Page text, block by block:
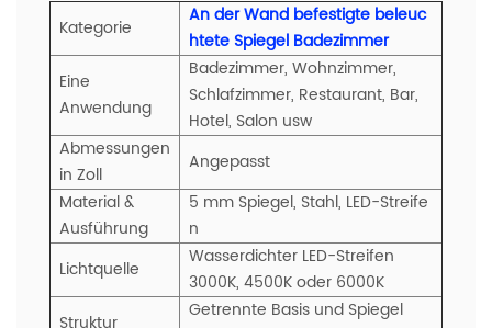
Kategorie
An der Wand befestigte beleuc
htete Spiegel Badezimmer
Eine
Anwendung
Badezimmer, Wohnzimmer,
Schlafzimmer, Restaurant, Bar,
Hotel, Salon usw
Abmessungen
in Zoll
Angepasst
Material &
Ausführung
5 mm Spiegel, Stahl, LED-Streife
n
Lichtquelle
Wasserdichter LED-Streifen
3000K, 4500K oder 6000K
Struktur
Getrennte Basis und Spiegel